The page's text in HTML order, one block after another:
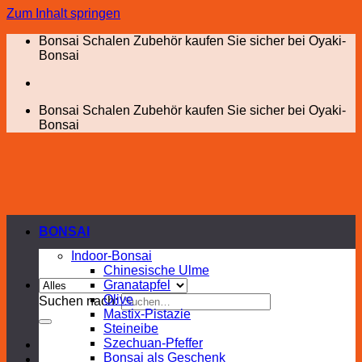
Zum Inhalt springen
Bonsai Schalen Zubehör kaufen Sie sicher bei Oyaki-
Bonsai
Bonsai Schalen Zubehör kaufen Sie sicher bei Oyaki-
Bonsai
Suchen nach:
BONSAI
Indoor-Bonsai
Chinesische Ulme
Granatapfel
Olive
Mastix-Pistazie
Steineibe
Szechuan-Pfeffer
Bonsai als Geschenk